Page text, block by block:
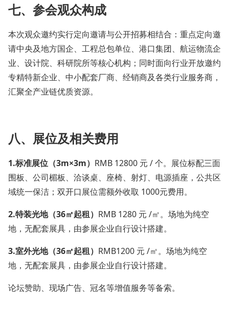
七、参会观众构成
本次观众邀约实行定向邀请与公开招募相结合：重点定向邀
请中央及地方国企、工程总包单位、港口集团、航运物流企
业、设计院、科研院所等核心机构；同时面向行业开放邀约
专精特新企业、中小配套厂商、经销商及各类行业服务商，
汇聚全产业链优质资源。
八、展位及相关费用
1.标准展位（3m×3m） RMB 12800 元 / 个。展位标配三面
围板、公司楣板、洽谈桌、座椅、射灯、电源插座，公共区
域统一保洁；双开口展位需额外收取 1000元费用。
2.特装光地（36㎡起租） RMB 1280 元 /㎡。场地为纯空
地，无配套展具，由参展企业自行设计搭建。
3.室外光地（36㎡起租） RMB1200 元 /㎡。场地为纯空
地，无配套展具，由参展企业自行设计搭建。
论坛赞助、现场广告、冠名等增值服务等备索。